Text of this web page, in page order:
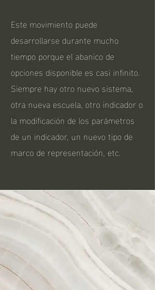
Este movimiento puede
desarrollarse durante mucho
tiempo porque el abanico de
opciones disponible es casi infinito.
Siempre hay otro nuevo sistema,
otra nueva escuela, otro indicador o
la modificación de los parámetros
de un indicador, un nuevo tipo de
marco de representación, etc.